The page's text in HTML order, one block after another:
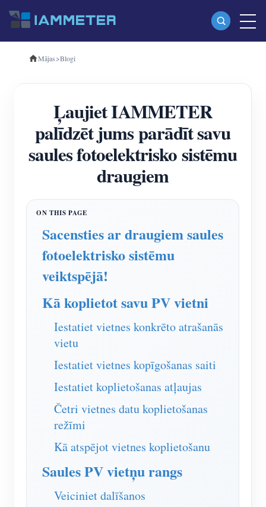
Produkti
Trīsfāzu Wi-Fi enerģijas mērītājs (WEM3080T)
Trīsfāzu Wi-Fi enerģijas mērītājs (WEM3046T)
Trīsfāzu Wi-Fi enerģijas mērītājs (WEM3050T)
WiFi barošanas kontrolieris
IAMMETER Cloud Pro
EV lādētājs
IAMMETER simulators
Lietojumprogrammas
Saules PV sistēmas enerģijas monitors
Elektroenerģijas patēriņa monitors
PV sildītāja vadības sistēma
Mājas automatizācija
Rūpnīcas enerģijas uzraudzība
Veikals
Resursi
Produkta īsais ievads
kopiena
Izstrādātājs
Sazināties
Par mums
Mājas>Blogi
Ļaujiet IAMMETER
palīdzēt jums parādīt savu
saules fotoelektrisko sistēmu
draugiem
Sacensties ar draugiem saules
fotoelektrisko sistēmu
veiktspējā!
Kā koplietot savu PV vietni
Iestatiet vietnes konkrēto atrašanās
vietu
Iestatiet vietnes kopīgošanas saiti
Iestatiet koplietošanas atļaujas
Četri vietnes datu koplietošanas
režīmi
Kā atspējot vietnes koplietošanu
Saules PV vietņu rangs
Veiciniet dalīšanos